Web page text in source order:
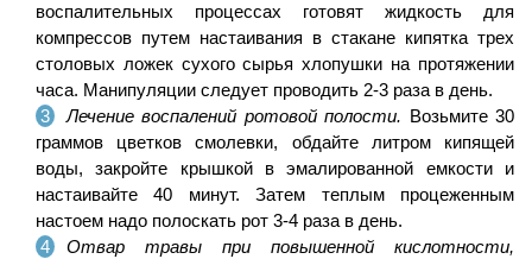
воспалительных процессах готовят жидкость для
компрессов путем настаивания в стакане кипятка трех
столовых ложек сухого сырья хлопушки на протяжении
часа. Манипуляции следует проводить 2-3 раза в день.
Лечение воспалений ротовой полости. Возьмите 30
граммов цветков смолевки, обдайте литром кипящей
воды, закройте крышкой в эмалированной емкости и
настаивайте 40 минут. Затем теплым процеженным
настоем надо полоскать рот 3-4 раза в день.
Отвар травы при повышенной кислотности,